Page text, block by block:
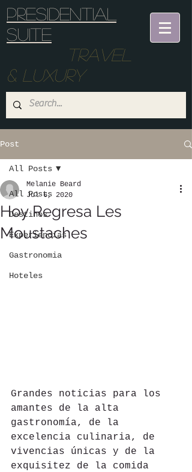
Presidential
suite
Travel
& Luxury
Post
All Posts
Destinos
Experiencias
Gastronomia
Hoteles
All Posts
Hoy Regresa Les
Moustaches
Melanie Beard
Jul 6, 2020
Grandes noticias para los
amantes de la alta
gastronomía, de la
excelencia culinaria, de
vivencias únicas y de la
exquisitez de la comida